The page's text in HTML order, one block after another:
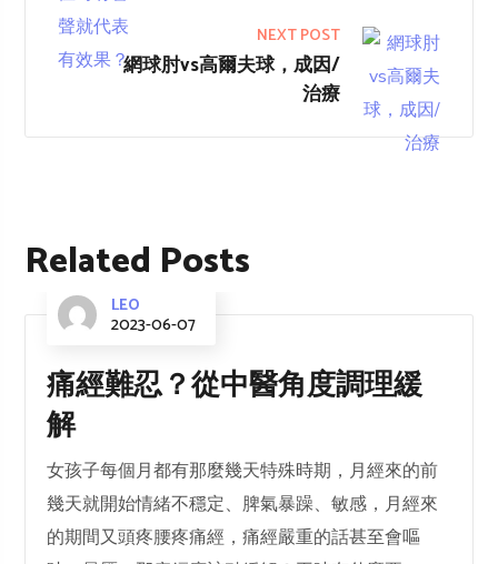
NEXT POST
網球肘vs高爾夫球，成因/
治療
Related Posts
LEO
2023-06-07
痛經難忍？從中醫角度調理緩
解
女孩子每個月都有那麼幾天特殊時期，月經來的前
幾天就開始情緒不穩定、脾氣暴躁、敏感，月經來
的期間又頭疼腰疼痛經，痛經嚴重的話甚至會嘔